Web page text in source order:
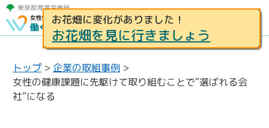
お花畑に変化がありました！
お花畑を見に行きましょう
トップ > 企業の取組事例 >
女性の健康課題に先駆けて取り組むことで“選ばれる会
社”になる